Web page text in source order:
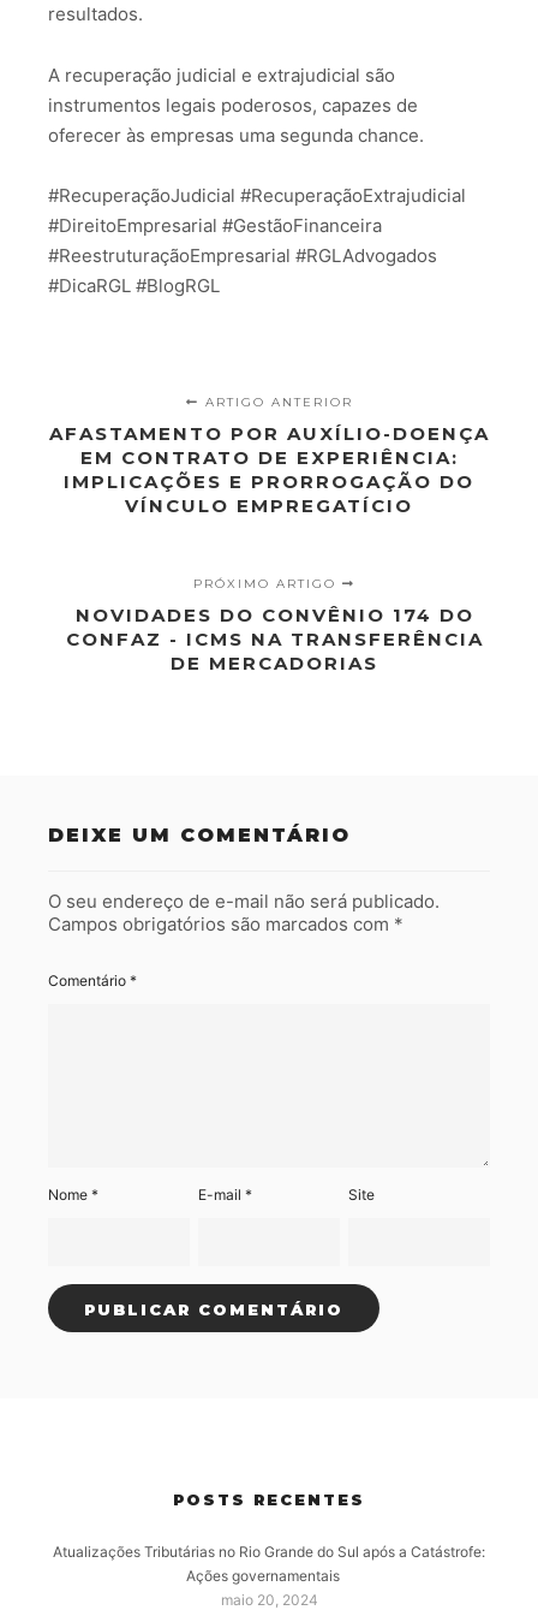
resultados.
A recuperação judicial e extrajudicial são
instrumentos legais poderosos, capazes de
oferecer às empresas uma segunda chance.
#RecuperaçãoJudicial #RecuperaçãoExtrajudicial
#DireitoEmpresarial #GestãoFinanceira
#ReestruturaçãoEmpresarial #RGLAdvogados
#DicaRGL #BlogRGL
ARTIGO ANTERIOR
AFASTAMENTO POR AUXÍLIO-DOENÇA
EM CONTRATO DE EXPERIÊNCIA:
IMPLICAÇÕES E PRORROGAÇÃO DO
VÍNCULO EMPREGATÍCIO
PRÓXIMO ARTIGO
NOVIDADES DO CONVÊNIO 174 DO
CONFAZ - ICMS NA TRANSFERÊNCIA
DE MERCADORIAS
DEIXE UM COMENTÁRIO
O seu endereço de e-mail não será publicado.
Campos obrigatórios são marcados com *
Comentário *
Nome * E-mail* Site
POSTS RECENTES
Atualizações Tributárias no Rio Grande do Sul após a Catástrofe:
Ações governamentais
maio 20, 2024